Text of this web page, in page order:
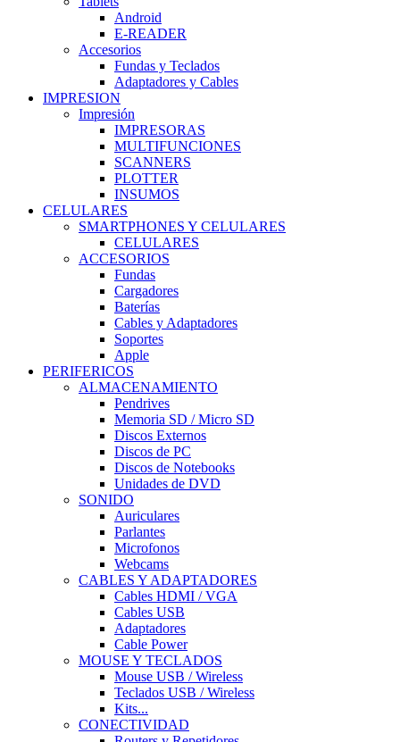
Android
E-READER
Accesorios
Fundas y Teclados
Adaptadores y Cables
IMPRESION
Impresión
IMPRESORAS
MULTIFUNCIONES
SCANNERS
PLOTTER
INSUMOS
CELULARES
SMARTPHONES Y CELULARES
CELULARES
ACCESORIOS
Fundas
Cargadores
Baterías
Cables y Adaptadores
Soportes
Apple
PERIFERICOS
ALMACENAMIENTO
Pendrives
Memoria SD / Micro SD
Discos Externos
Discos de PC
Discos de Notebooks
Unidades de DVD
SONIDO
Auriculares
Parlantes
Microfonos
Webcams
CABLES Y ADAPTADORES
Cables HDMI / VGA
Cables USB
Adaptadores
Cable Power
MOUSE Y TECLADOS
Mouse USB / Wireless
Teclados USB / Wireless
Kits...
CONECTIVIDAD